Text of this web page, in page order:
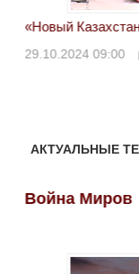
«Новый
29.10.2024 09:00
АКТУАЛЬНЫЕ
Война Миров